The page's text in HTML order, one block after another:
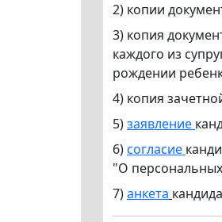
2) копии
3) копия
каждого из
рождении
4) копия
5)заявление
6)согласие
"О
7)анкета